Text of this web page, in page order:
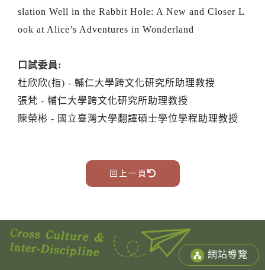
slation Well in the Rabbit Hole: A New and Closer L
ook at Alice’s Adventures in Wonderland
口試委員:
杜欣欣(指) - 輔仁大學跨文化研究所助理教授
張梵 - 輔仁大學跨文化研究所助理教授
陳榮彬 - 國立臺灣大學翻譯碩士學位學程助理教授
回上一頁
網站導覽